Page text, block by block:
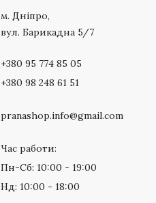
м. Дніпро,
вул. Барикадна 5/7
+380 95 774 85 05
+380 98 248 61 51
pranashop.info@gmail.com
Час работи:
Пн-Сб: 10:00 - 19:00
Нд: 10:00 - 18:00